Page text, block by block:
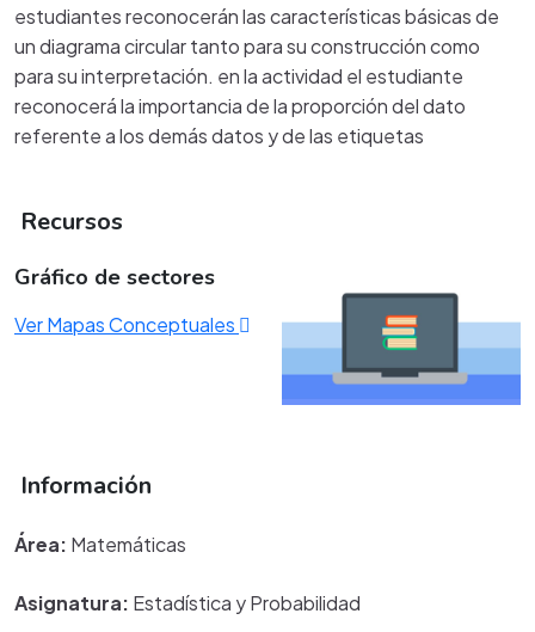
estudiantes reconocerán las características básicas de
un diagrama circular tanto para su construcción como
para su interpretación. en la actividad el estudiante
reconocerá la importancia de la proporción del dato
referente a los demás datos y de las etiquetas
Recursos
Gráfico de sectores
Ver Mapas Conceptuales
Información
Área: Matemáticas
Asignatura: Estadística y Probabilidad